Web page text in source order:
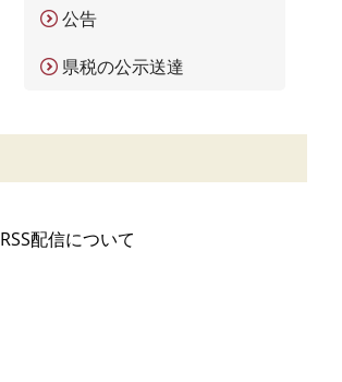
公告
県税の公示送達
RSS配信について